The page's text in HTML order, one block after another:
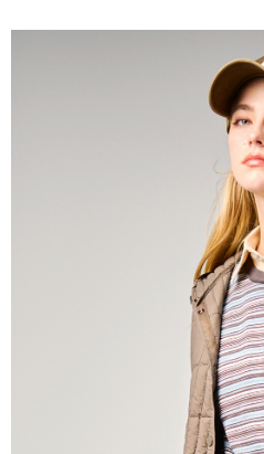
帳／街口支付／iPASS MONEY」等通
1.本服務係由「台灣大哥大股份有限公
用戶於交易時，得透過本服務購買商品
買賣價金債權讓與本公司後，依約使用
2.基於同意付款使用「大哥付你分期」
資料（包含姓名、電話或地址）提供予
由本公司與您本人進行分期帳單所需資
3.完整用戶服務條款，請詳閱以下連結：
每筆NT$60，滿NT$1,000(含以上)
每筆NT$60，滿NT$1,000(含以上)
每筆NT$80，滿NT$1,000(含以上)